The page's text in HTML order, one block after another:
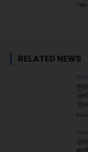
RELATED NEWS